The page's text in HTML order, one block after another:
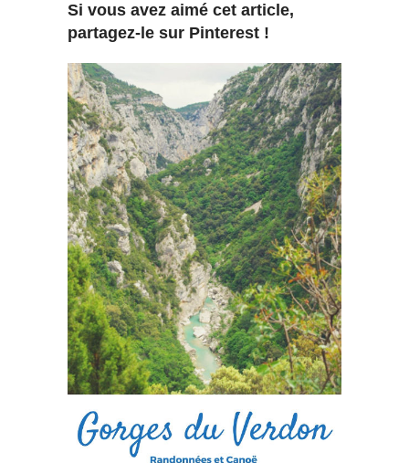
Si vous avez aimé cet article,
partagez-le sur Pinterest !